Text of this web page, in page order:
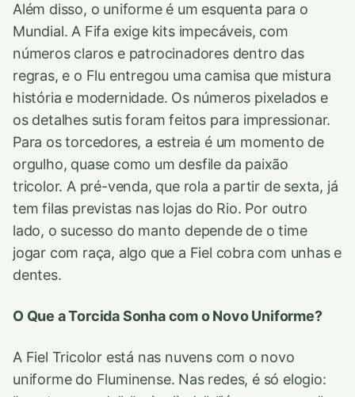
Além disso, o uniforme é um esquenta para o
Mundial. A Fifa exige kits impecáveis, com
números claros e patrocinadores dentro das
regras, e o Flu entregou uma camisa que mistura
história e modernidade. Os números pixelados e
os detalhes sutis foram feitos para impressionar.
Para os torcedores, a estreia é um momento de
orgulho, quase como um desfile da paixão
tricolor. A pré-venda, que rola a partir de sexta, já
tem filas previstas nas lojas do Rio. Por outro
lado, o sucesso do manto depende de o time
jogar com raça, algo que a Fiel cobra com unhas e
dentes.
O Que a Torcida Sonha com o Novo Uniforme?
A Fiel Tricolor está nas nuvens com o novo
uniforme do Fluminense. Nas redes, é só elogio: